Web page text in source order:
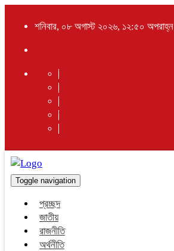
শনিবার, ০৮ অগাস্ট ২০২৬, ১২:৫০ অপরাহ্ন
Toggle navigation
প্রচ্ছদ
জাতীয়
রাজনীতি
অর্থনীতি